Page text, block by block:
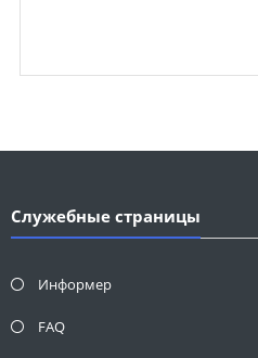
Служебные страницы
Информер
FAQ